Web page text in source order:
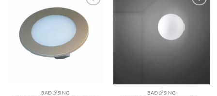
Bæta á
óskalista
BAÐLÝSING BAÐLÝSING